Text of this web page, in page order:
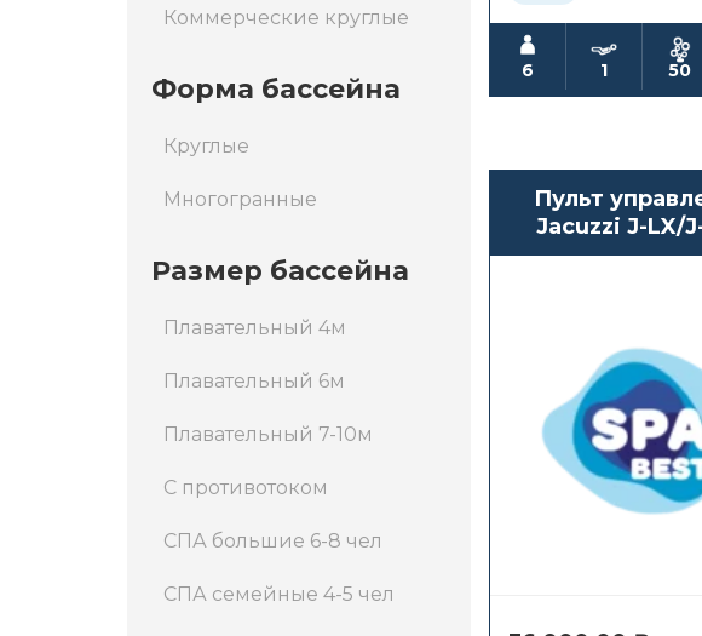
Коммерческие круглые
Форма бассейна
Круглые
Многогранные
Размер бассейна
Плавательный 4м
Плавательный 6м
Плавательный 7-10м
С противотоком
СПА большие 6-8 чел
СПА семейные 4-5 чел
6 1 50
Пульт
Jacuzzi J-LX/